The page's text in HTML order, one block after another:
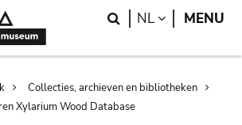
Search
NL LANGUAGE
MENU
Collecties, archieven en bibliotheken
Xylarium Wood Database